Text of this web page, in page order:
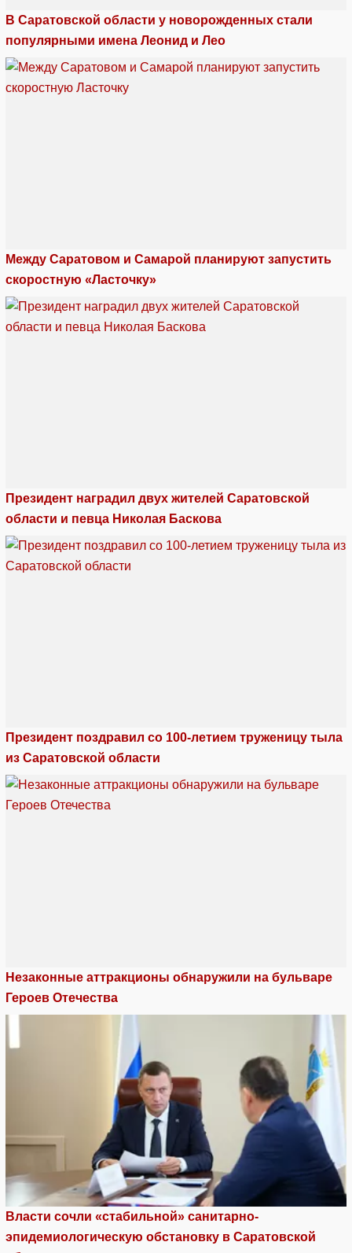
В Саратовской области у новорожденных стали
популярными имена Леонид и Лео
Между Саратовом и Самарой планируют запустить
скоростную «Ласточку»
Президент наградил двух жителей Саратовской
области и певца Николая Баскова
Президент поздравил со 100-летием труженицу тыла
из Саратовской области
Незаконные аттракционы обнаружили на бульваре
Героев Отечества
Власти сочли «стабильной» санитарно-
эпидемиологическую обстановку в Саратовской